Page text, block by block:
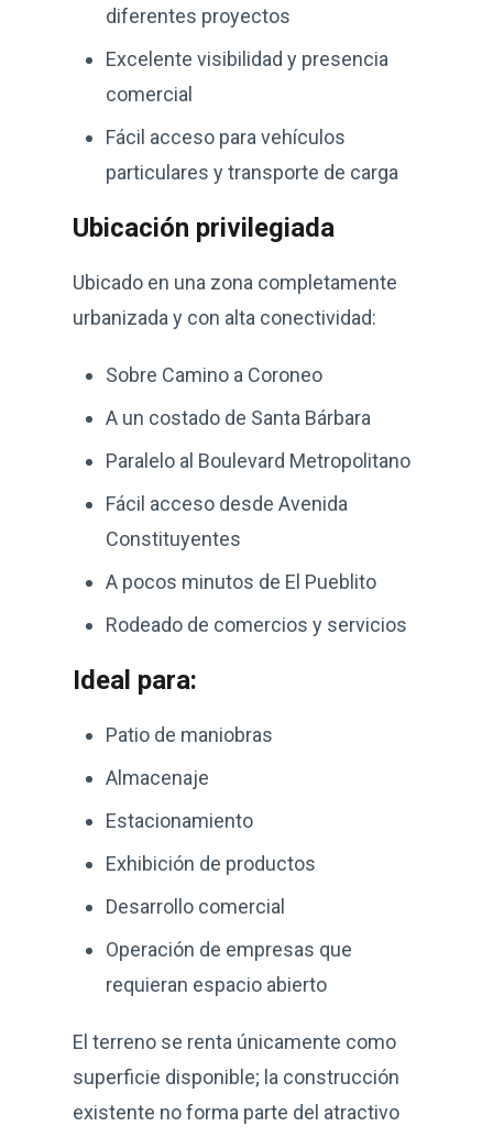
diferentes proyectos
Excelente visibilidad y presencia
comercial
Fácil acceso para vehículos
particulares y transporte de carga
Ubicación privilegiada
Ubicado en una zona completamente
urbanizada y con alta conectividad:
Sobre Camino a Coroneo
A un costado de Santa Bárbara
Paralelo al Boulevard Metropolitano
Fácil acceso desde Avenida
Constituyentes
A pocos minutos de El Pueblito
Rodeado de comercios y servicios
Ideal para:
Patio de maniobras
Almacenaje
Estacionamiento
Exhibición de productos
Desarrollo comercial
Operación de empresas que
requieran espacio abierto
El terreno se renta únicamente como
superficie disponible; la construcción
existente no forma parte del atractivo